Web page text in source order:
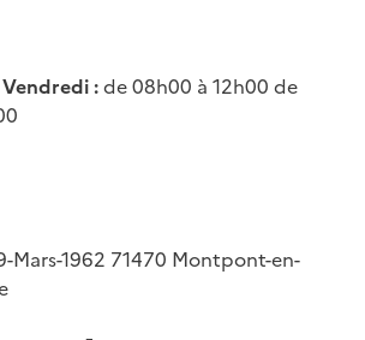
:de 08h00 à 12h00 de
Mars-1962 71470 Montpont-en-